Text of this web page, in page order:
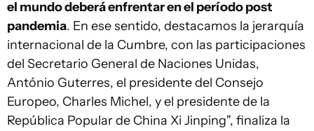
el mundo deberá enfrentar en el período post
pandemia. En ese sentido, destacamos la jerarquía
internacional de la Cumbre, con las participaciones
del Secretario General de Naciones Unidas,
António Guterres, el presidente del Consejo
Europeo, Charles Michel, y el presidente de la
República Popular de China Xi Jinping", finaliza la